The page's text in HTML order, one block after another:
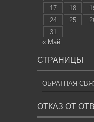
17
18
24
25
31
« Май
СТРАНИЦЫ
ОБРАТНАЯ
ОТКАЗ ОТ